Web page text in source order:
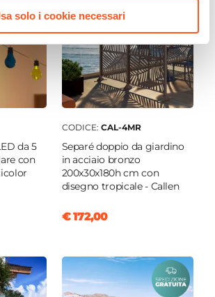
solo i cookie necessari
da 5
con
CODICE: CAL-4MR
Separé doppio da giardino
in acciaio bronzo
200x30x180h cm con
disegno tropicale - Callen
€ 172,00